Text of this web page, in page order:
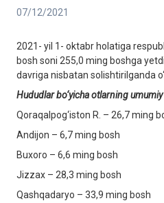
07/12/2021
2021- yil 1- oktabr holatiga
bosh soni 255,0 ming boshga
davriga nisbatan solishtirilganda
Hududlar bo‘yicha otlarning
Qoraqalpog‘iston R. – 26,7 ming
Andijon – 6,7 ming bosh
Buxoro – 6,6 ming bosh
Jizzax – 28,3 ming bosh
Qashqadaryo – 33,9 ming bosh